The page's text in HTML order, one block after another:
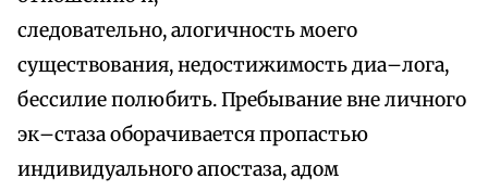
следовательно, алогичность моего
существования, недостижимость диа–лога,
бессилие полюбить. Пребывание вне личного
эк–стаза оборачивается пропастью
индивидуального апостаза, адом